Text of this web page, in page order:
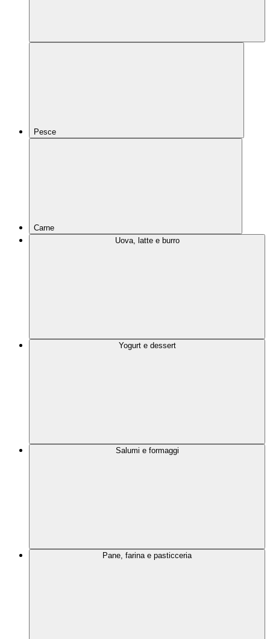
Pesce
Carne
Uova, latte e burro
Yogurt e dessert
Salumi e formaggi
Pane, farina e pasticceria